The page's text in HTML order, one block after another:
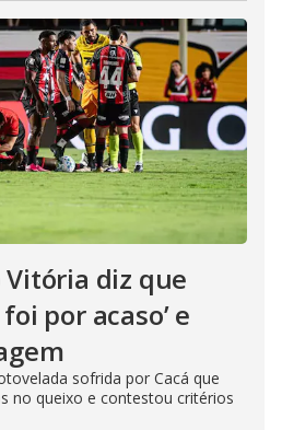
diz que
por acaso’ e
sofrida por Cacá que
no queixo e contestou critérios